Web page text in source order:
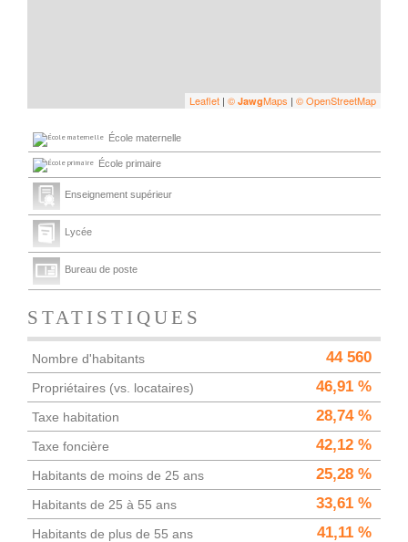
Leaflet | © JawgMaps | © OpenStreetMap
École maternelle
École primaire
Enseignement supérieur
Lycée
Bureau de poste
STATISTIQUES
Nombre d'habitants 44 560
Propriétaires (vs. locataires) 46,91 %
Taxe habitation 28,74 %
Taxe foncière 42,12 %
Habitants de moins de 25 ans 25,28 %
Habitants de 25 à 55 ans 33,61 %
Habitants de plus de 55 ans 41,11 %